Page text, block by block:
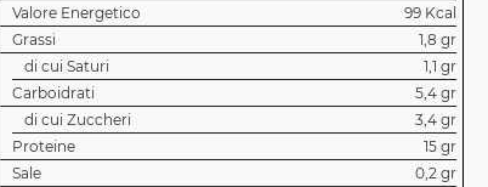
Valore Energetico
99 Kcal
Grassi
1,8 gr
di cui Saturi
1,1 gr
Carboidrati
5,4 gr
di cui Zuccheri
3,4 gr
Proteine
15 gr
Sale
0,2 gr